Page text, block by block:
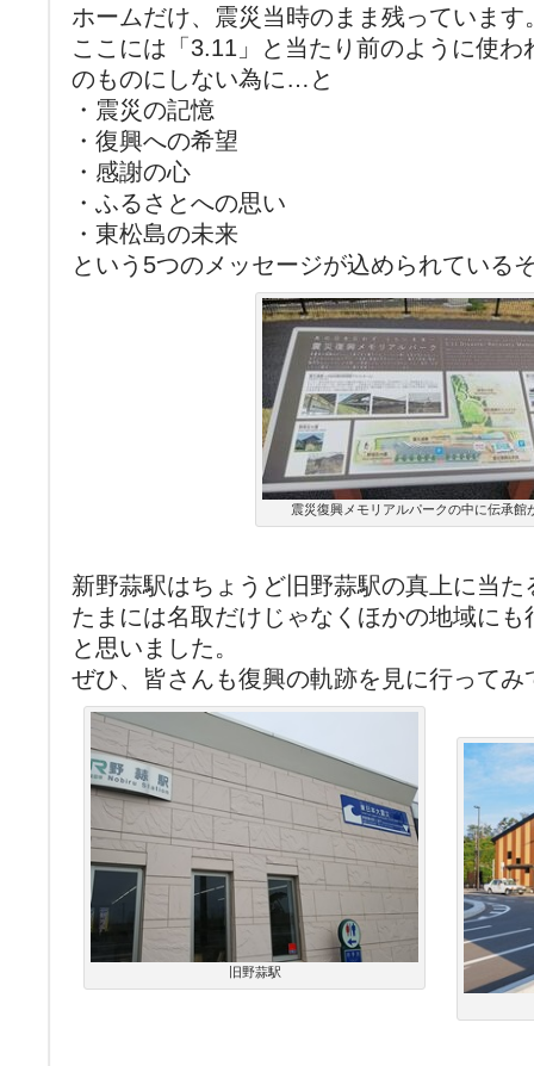
ホームだけ、震災当時のまま残っています
ここには「3.11」と当たり前のように使
のものにしない為に…と
・震災の記憶
・復興への希望
・感謝の心
・ふるさとへの思い
・東松島の未来
という5つのメッセージが込められている
震災復興メモリアルパークの中に伝承館
新野蒜駅はちょうど旧野蒜駅の真上に当た
たまには名取だけじゃなくほかの地域に
と思いました。
ぜひ、皆さんも復興の軌跡を見に行ってみ
旧野蒜駅